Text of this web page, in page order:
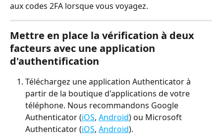
aux codes 2FA lorsque vous voyagez.
Mettre en place la vérification à deux
facteurs avec une application
d'authentification
Téléchargez une application Authenticator à
partir de la boutique d'applications de votre
téléphone. Nous recommandons Google
Authenticator (iOS, Android) ou Microsoft
Authenticator (iOS, Android).